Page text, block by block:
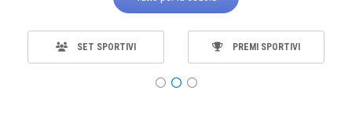
SET SPORTIVI PREMI SPORTIVI